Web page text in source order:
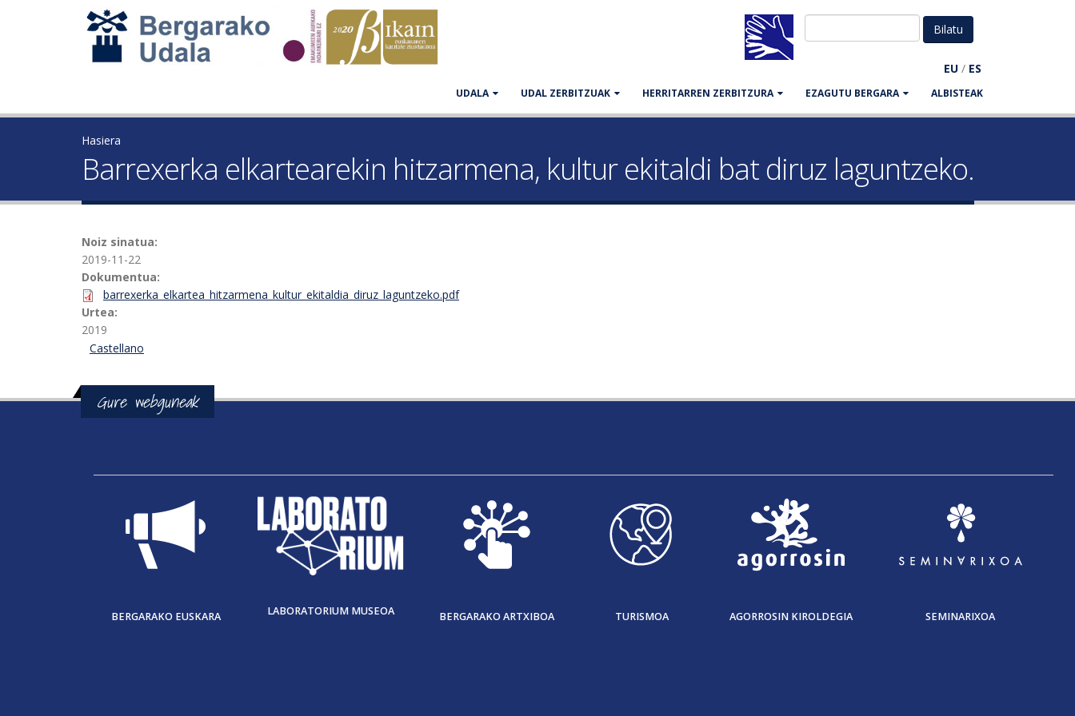
EU / ES
UDALA UDAL ZERBITZUAK HERRITARREN ZERBITZURA EZAGUTU BERGARA ALBISTEAK
Hasiera
Barrexerka elkartearekin hitzarmena, kultur ekitaldi bat diruz laguntzeko.
Noiz sinatua:
2019-11-22
Dokumentua:
barrexerka_elkartea_hitzarmena_kultur_ekitaldia_diruz_laguntzeko.pdf
Urtea:
2019
Castellano
Gure webguneak
BERGARAKO EUSKARA LABORATORIUM MUSEOA BERGARAKO ARTXIBOA TURISMOA AGORROSIN KIROLDEGIA SEMINARIXOA